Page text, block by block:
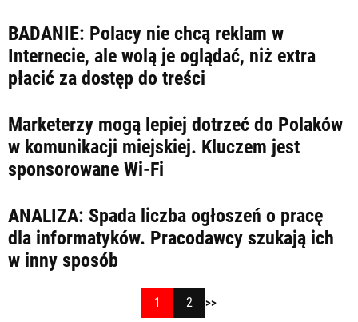
BADANIE: Polacy nie chcą reklam w
Internecie, ale wolą je oglądać, niż extra
płacić za dostęp do treści
Marketerzy mogą lepiej dotrzeć do Polaków
w komunikacji miejskiej. Kluczem jest
sponsorowane Wi-Fi
ANALIZA: Spada liczba ogłoszeń o pracę
dla informatyków. Pracodawcy szukają ich
w inny sposób
1 2 >>